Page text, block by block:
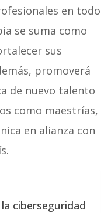
en todo
se suma como
sus
promoverá
de nuevo talento
como maestrías,
en alianza con
ciberseguridad